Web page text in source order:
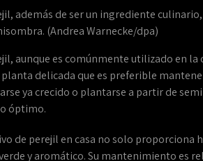
además de ser un ingrediente
(Andrea Warnecke/dpa)
aunque es comúnmente utilizado en
planta delicada que es preferible
ya crecido o plantarse a partir de
óptimo.
de perejil en casa no solo proporciona
y aromático. Su mantenimiento es